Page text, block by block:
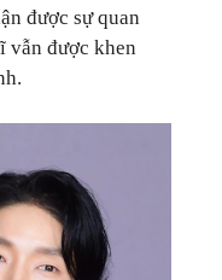
được sự quan
vẫn được khen